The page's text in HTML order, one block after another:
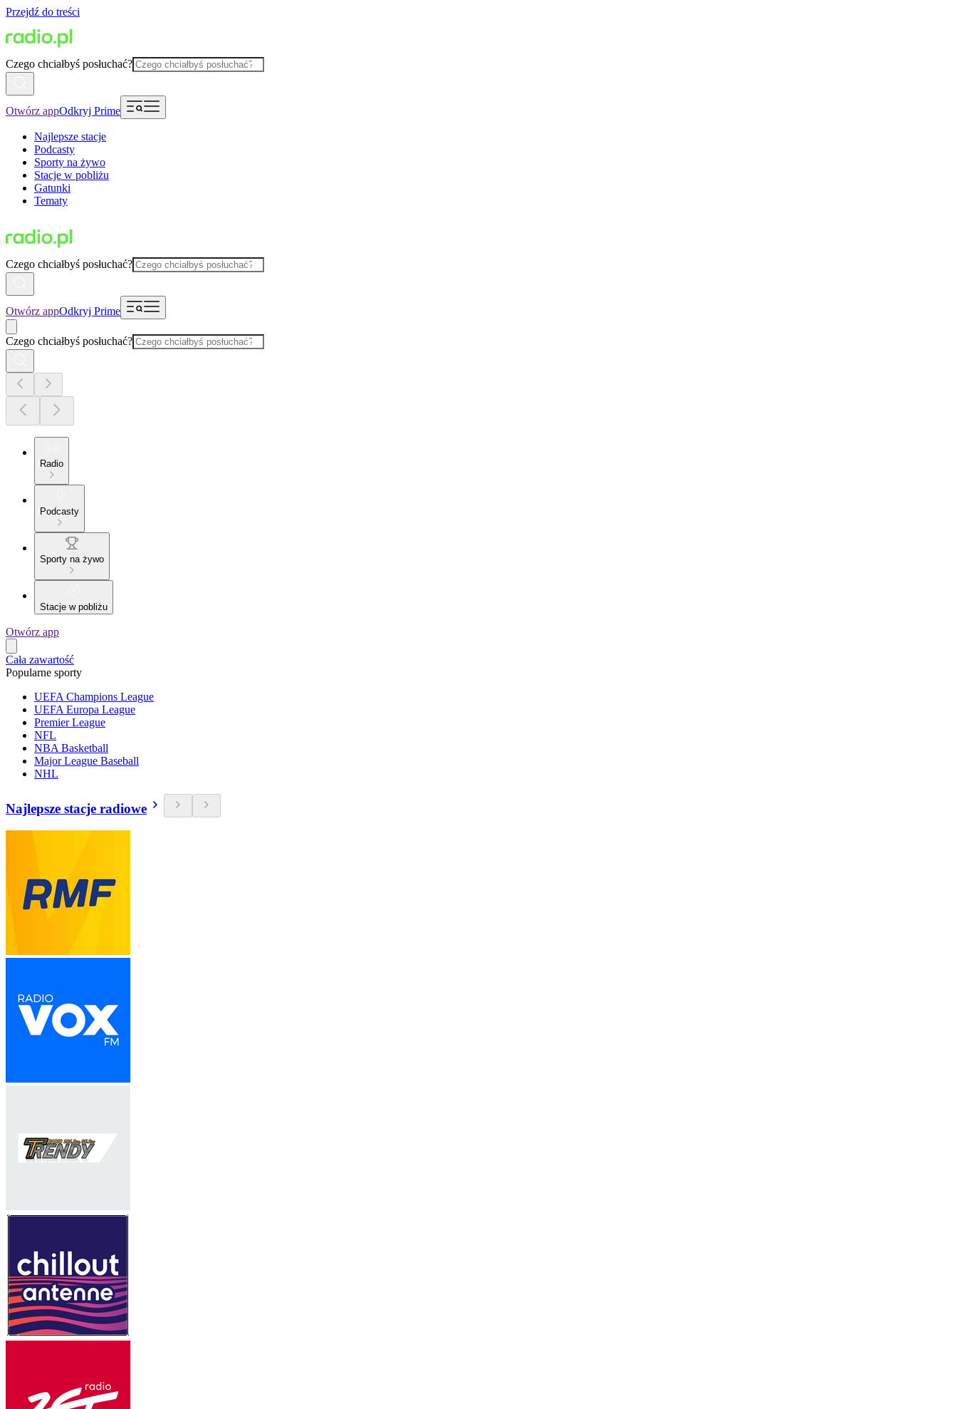
Przejdź do treści
Czego chciałbyś posłuchać?
Otwórz appOdkryj Prime
Najlepsze stacje
Podcasty
Sporty na żywo
Stacje w pobliżu
Gatunki
Tematy
Czego chciałbyś posłuchać?
Otwórz appOdkryj Prime
Czego chciałbyś posłuchać?
Radio
Podcasty
Sporty na żywo
Stacje w pobliżu
Otwórz app
Cała zawartość
Popularne sporty
UEFA Champions League
UEFA Europa League
Premier League
NFL
NBA Basketball
Major League Baseball
NHL
Najlepsze stacje radiowe